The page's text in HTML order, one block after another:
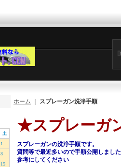
土
1
8
15
ホーム スプレーガン洗浄手順
★スプレーガ
スプレーガンの洗浄手順です。
質問等で最近多いので手順公開しました
参考にしてください